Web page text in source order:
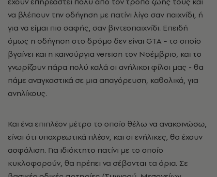
να βλέπουν την οδήγηση με πατίνι λίγο σαν παιχνίδι, ή
για να είμαι πιο σαφής, σαν βιντεοπαιχνίδι. Επειδή
όμως η οδήγηση στο δρόμο δεν είναι GTA - το οποίο
βγαίνει και η καινούργια version τον Νοέμβριο, και το
γνωρίζουν πάρα πολύ καλά οι ανήλικοι φίλοι μας - θα
πάμε αναγκαστικά σε μια απαγόρευση, καθολικά, για
ανηλίκους.
Και ένα επιπλέον μέτρο το οποίο θέλω να ανακοινώσω,
είναι ότι υποχρεωτικά πλέον, και οι ενήλικες, θα έχουν
ασφάλιση. Για ιδιόκτητο πατίνι με το οποίο
κυκλοφορούν, θα πρέπει να σέβονται τα όρια. Σε